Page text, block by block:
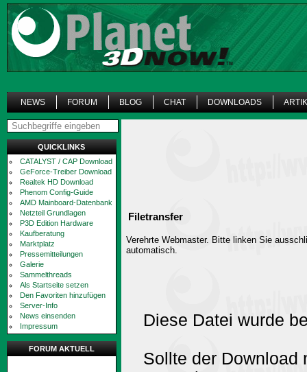
NEWS FORUM BLOG CHAT DOWNLOADS
QUICKLINKS
CATALYST / CAP Download
GeForce-Treiber Download
Realtek HD Download
Phenom Config-Guide
AMD Mainboard-Datenbank
Netzteil Grundlagen
P3D Edition Hardware
Kaufberatung
Marktplatz
Pressemitteilungen
Galerie
Sammelthreads
Als Startseite setzen
Den Favoriten hinzufügen
Server-Info
News einsenden
Impressum
FORUM AKTUELL
Filetransfer
Verehrte Webmaster. Bitte linken Sie
automatisch.
Diese Datei wurde
Sollte der